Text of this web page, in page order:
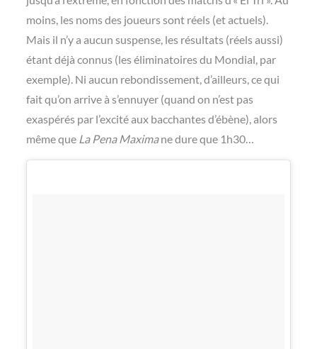
moins, les noms des joueurs sont réels (et actuels).
Mais il n’y a aucun suspense, les résultats (réels aussi)
étant déjà connus (les éliminatoires du Mondial, par
exemple). Ni aucun rebondissement, d’ailleurs, ce qui
fait qu’on arrive à s’ennuyer (quand on n’est pas
exaspérés par l’excité aux bacchantes d’ébène), alors
même que La Pena Maximane dure que 1h30…